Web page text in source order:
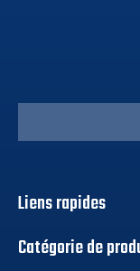
Liens rapides
Catégorie de